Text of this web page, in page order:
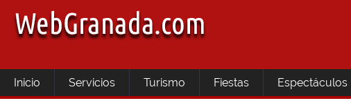
Inicio Servicios Turismo Fiestas Espectáculos